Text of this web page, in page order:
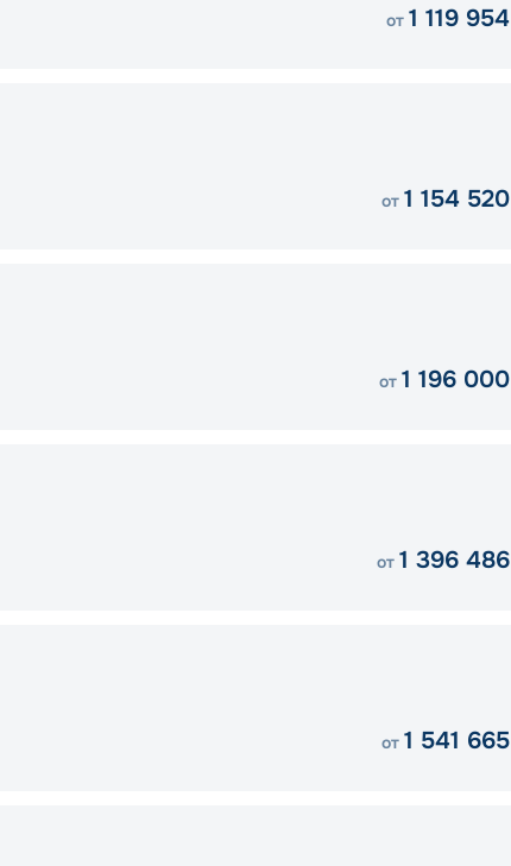
от 1 119 954
от 1 154 520
от 1 196 000
от 1 396 486
от 1 541 665